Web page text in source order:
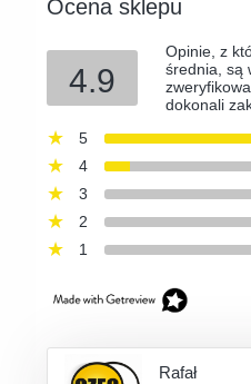
Ocena sklepu
4.9
Opinie, z
średnia, są
dokonali
5
4
3
2
1
Rafał